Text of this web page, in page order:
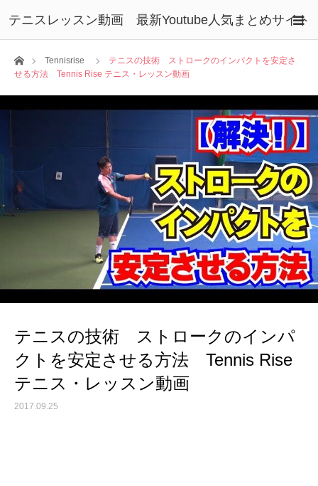
テニスレッスン動画 最新Youtube人気まとめサイト
ホームTennisrise
テニスの技術 ストロークのインパクトを安定さ
せる方法 Tennis Rise テニス・レッスン動画
テニスの技術 ストロークのインパ
クトを安定させる方法 Tennis Rise
テニス・レッスン動画
2017.09.25